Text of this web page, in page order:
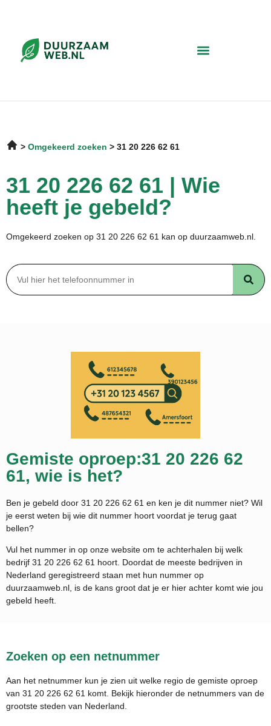
Omgekeerd zoeken 31 20 226 62 61
31 20 226 62 61 | Wie
heeft je gebeld?
Omgekeerd zoeken op 31 20 226 62 61 kan op duurzaamweb.nl.
Gemiste oproep:31 20 226 62
61, wie is het?
Ben je gebeld door 31 20 226 62 61 en ken je dit nummer niet? Wil
je eerst weten bij wie dit nummer hoort voordat je terug gaat
bellen?
Vul het nummer in op onze website om te achterhalen bij welk
bedrijf 31 20 226 62 61 hoort. Doordat de meeste bedrijven in
Nederland geregistreerd staan met hun nummer op
duurzaamweb.nl, is de kans groot dat je er hier achter komt wie jou
gebeld heeft.
Zoeken op een netnummer
Aan het netnummer kun je zien uit welke regio de gemiste oproep
van 31 20 226 62 61 komt. Bekijk hieronder de netnummers van de
grootste steden van Nederland.